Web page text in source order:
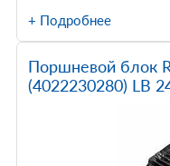
+ Подробнее
Поршневой блок
(4022230280) LB